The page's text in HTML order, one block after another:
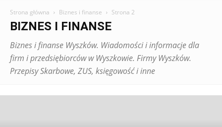
Strona główna Biznes i finanse Strona 2
BIZNES I FINANSE
Biznes i finanse Wyszków. Wiadomości i informacje dla
firm i przedsiębiorców w Wyszkowie. Firmy Wyszków.
Przepisy Skarbowe, ZUS, księgowość i inne